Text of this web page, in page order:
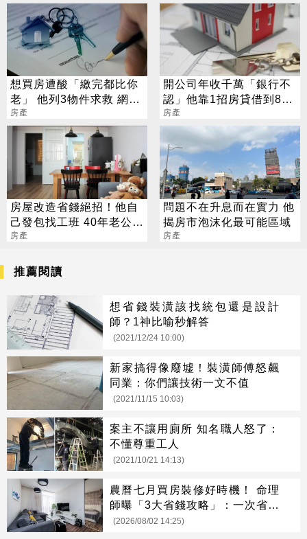
想買房遭酸「繳完都比你
老」 他列3物件求救 網嚇
退：全是坑
房產
開公司年收千萬「銀行不
認」他靠1招房貸借到8成
網讚：很棒了
房產
房屋改造省錢絕招！他自
己發包找工班 40年老公寓
重生150萬有找
房產
問題不在升息而在實力 他
揭房市泡沫化最可能區域
房產
推薦閱讀
想省錢裝潢該找統包還是設計
師？1神比喻秒解答
(2021/12/24 10:00)
新家搞得像廢墟！裝潢師傅怒飆
同業：你們讓技術一文不值
(2021/11/15 10:03)
案主不讓用廁所 知名職人怒了：
不懂尊重工人
(2021/10/21 14:13)
農曆七月買房裝修好時機！ 命理
師曝「3大省錢攻略」：一次省很
大
(2026/08/02 14:25)